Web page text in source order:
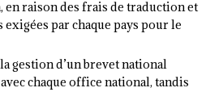
en raison des frais de traduction et
exigées par chaque pays pour le
la gestion d’un brevet national
chaque office national, tandis